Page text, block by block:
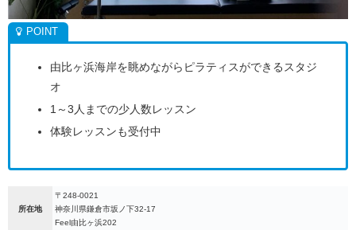
由比ヶ浜海岸を眺めながらピラティスができるスタジ
オ
1～3人までの少人数レッスン
体験レッスンも受付中
所在地
〒248-0021
神奈川県鎌倉市坂ノ下32-17
Feel由比ヶ浜202